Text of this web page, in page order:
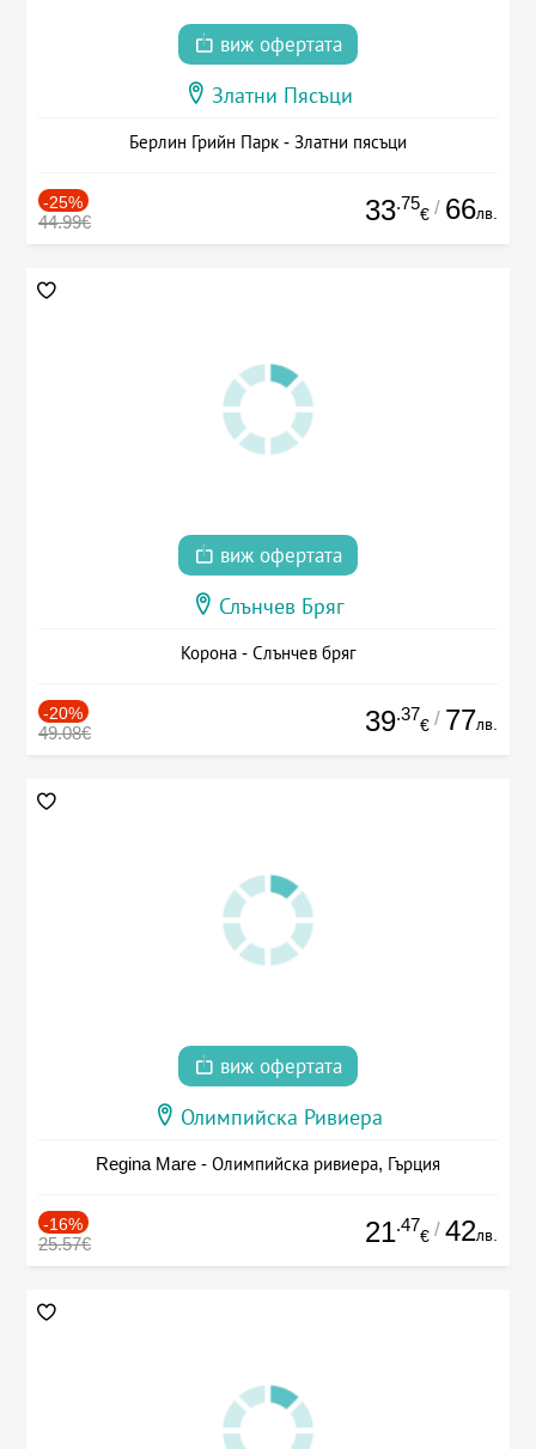
виж офертата
Златни Пясъци
Берлин Грийн Парк - Златни пясъци
-25%
44.99€ 33.75
€ / 66лв.
виж офертата
Слънчев Бряг
Корона - Слънчев бряг
-20%
49.08€ 39.37
€ / 77лв.
виж офертата
Олимпийска Ривиера
Regina Mare - Олимпийска ривиера, Гърция
-16%
25.57€ 21.47
€ / 42лв.